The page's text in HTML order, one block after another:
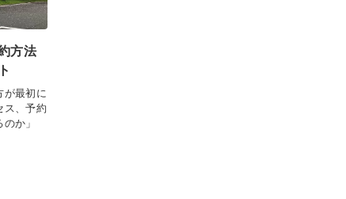
方法
が最初に
ス、予約
か」